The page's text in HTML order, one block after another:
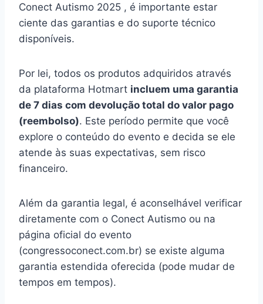
Conect Autismo 2025 , é importante estar
ciente das garantias e do suporte técnico
disponíveis.
Por lei, todos os produtos adquiridos através
da plataforma Hotmart incluem uma garantia
de 7 dias com devolução total do valor pago
(reembolso). Este período permite que você
explore o conteúdo do evento e decida se ele
atende às suas expectativas, sem risco
financeiro.
Além da garantia legal, é aconselhável verificar
diretamente com o Conect Autismo ou na
página oficial do evento
(congressoconect.com.br) se existe alguma
garantia estendida oferecida (pode mudar de
tempos em tempos).